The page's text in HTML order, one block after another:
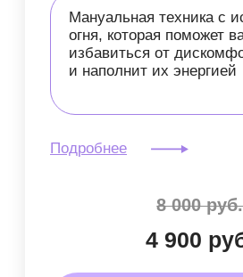
Шелковистая кожа. Бьюти-
техники с коконами
видеокурс доступ сразу